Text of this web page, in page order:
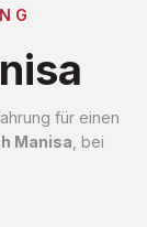
für einen
Manisa , bei